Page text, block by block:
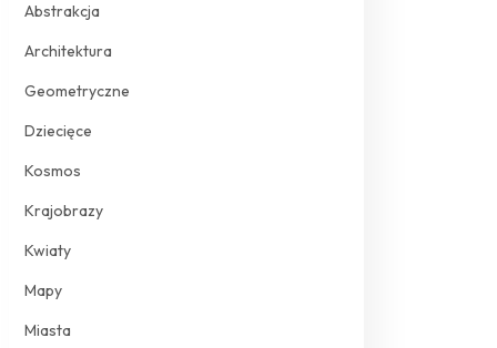
Abstrakcja
Architektura
Geometryczne
Dziecięce
Kosmos
Krajobrazy
Kwiaty
Mapy
Miasta